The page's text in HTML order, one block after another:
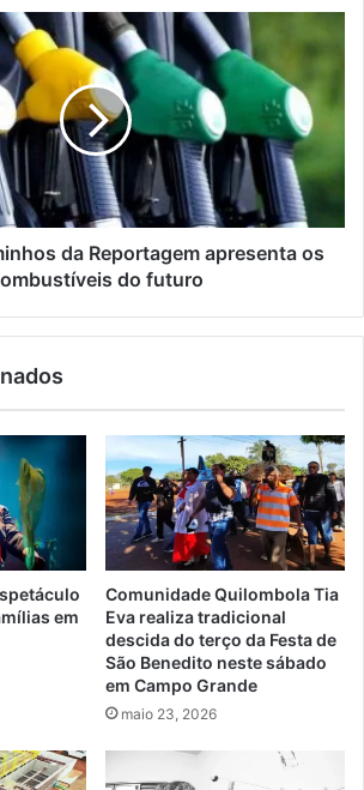
da Reportagem apresenta os
do futuro
em
Comunidade Quilombola Tia
Eva realiza tradicional
descida do terço da Festa de
São Benedito neste sábado
em Campo Grande
maio 23, 2026